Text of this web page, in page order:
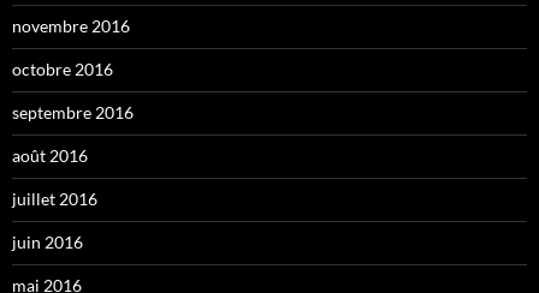
novembre 2016
octobre 2016
septembre 2016
août 2016
juillet 2016
juin 2016
mai 2016